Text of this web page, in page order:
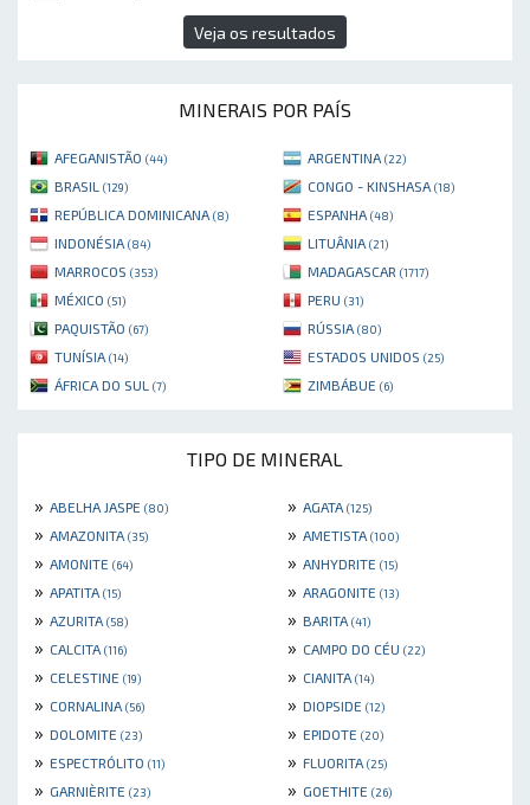
Veja os resultados
MINERAIS POR PAÍS
AFEGANISTÃO (44) ARGENTINA (22)
BRASIL (129) CONGO - KINSHASA (18)
REPÚBLICA DOMINICANA (8) ESPANHA (48)
INDONÉSIA (84) LITUÂNIA (21)
MARROCOS (353) MADAGASCAR (1717)
MÉXICO (51) PERU (31)
PAQUISTÃO (67) RÚSSIA (80)
TUNÍSIA (14) ESTADOS UNIDOS (25)
ÁFRICA DO SUL (7) ZIMBÁBUE (6)
TIPO DE MINERAL
» ABELHA JASPE (80) » AGATA (125)
» AMAZONITA (35) » AMETISTA (100)
» AMONITE (64) » ANHYDRITE (15)
» APATITA (15) » ARAGONITE (13)
» AZURITA (58) » BARITA (41)
» CALCITA (116) » CAMPO DO CÉU (22)
» CELESTINE (19) » CIANITA (14)
» CORNALINA (56) » DIOPSIDE (12)
» DOLOMITE (23) » EPIDOTE (20)
» ESPECTRÓLITO (11) » FLUORITA (25)
» GARNIÈRITE (23) » GOETHITE (26)